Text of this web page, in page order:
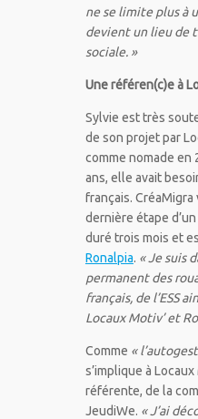
ne se limite plus à
devient un lieu de
sociale. »
Une référen(c)e à
Sylvie est très
de son projet par
comme nomade en
ans, elle avait
français.
dernière étape
duré trois mois et
Ronalpia. « Je suis
permanent des
français, de l’ESS
Locaux Motiv’ et
Comme «
s’implique à
référente, de la
JeudiWe. « J’ai